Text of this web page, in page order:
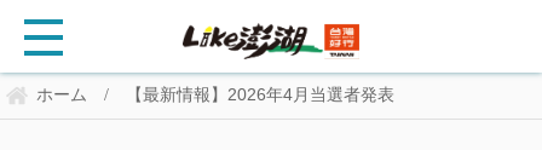
ホーム / 【最新情報】2026年4月当選者発表